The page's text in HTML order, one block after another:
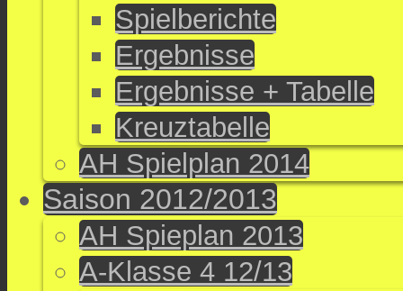
Spielberichte
Ergebnisse
Ergebnisse + Tabelle
Kreuztabelle
AH Spielplan 2014
Saison 2012/2013
AH Spieplan 2013
A-Klasse 4 12/13